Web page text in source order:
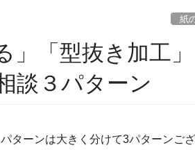
紙
」「型抜き加工
談３パターン
ターンは大きく分けて3パターンござ